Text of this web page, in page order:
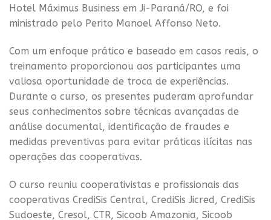
Hotel Máximus Business em Ji-Paraná/RO, e foi
ministrado pelo Perito Manoel Affonso Neto.
Com um enfoque prático e baseado em casos reais, o
treinamento proporcionou aos participantes uma
valiosa oportunidade de troca de experiências.
Durante o curso, os presentes puderam aprofundar
seus conhecimentos sobre técnicas avançadas de
análise documental, identificação de fraudes e
medidas preventivas para evitar práticas ilícitas nas
operações das cooperativas.
O curso reuniu cooperativistas e profissionais das
cooperativas CrediSis Central, CrediSis Jicred, CrediSis
Sudoeste, Cresol, CTR, Sicoob Amazonia, Sicoob